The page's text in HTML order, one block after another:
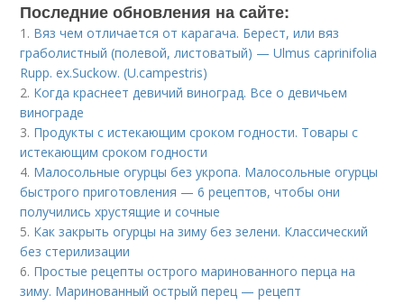
Последние обновления на сайте:
1. Вяз чем отличается от карагача. Берест, или вяз
граболистный (полевой, листоватый) — Ulmus caprinifolia
Rupp. ex.Suckow. (U.campestris)
2. Когда краснеет девичий виноград. Все о девичьем
винограде
3. Продукты с истекающим сроком годности. Товары с
истекающим сроком годности
4. Малосольные огурцы без укропа. Малосольные огурцы
быстрого приготовления — 6 рецептов, чтобы они
получились хрустящие и сочные
5. Как закрыть огурцы на зиму без зелени. Классический
без стерилизации
6. Простые рецепты острого маринованного перца на
зиму. Маринованный острый перец — рецепт